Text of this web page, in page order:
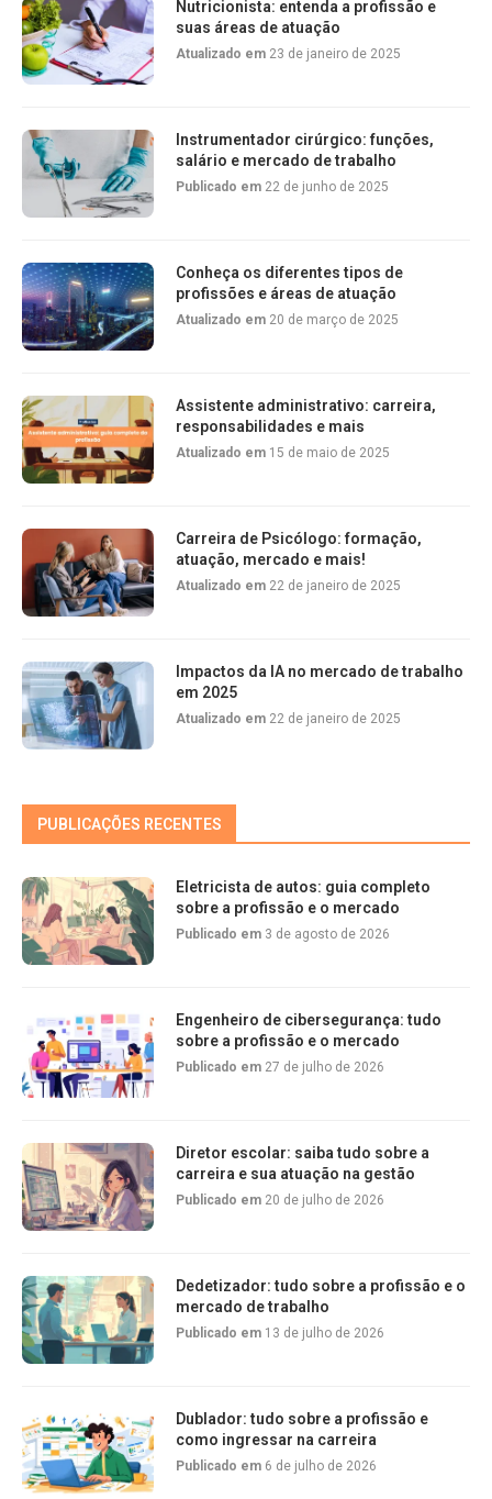
Nutricionista: entenda a profissão e
suas áreas de atuação
Atualizado em 23 de janeiro de 2025
Instrumentador cirúrgico: funções,
salário e mercado de trabalho
Publicado em 22 de junho de 2025
Conheça os diferentes tipos de
profissões e áreas de atuação
Atualizado em 20 de março de 2025
Assistente administrativo: carreira,
responsabilidades e mais
Atualizado em 15 de maio de 2025
Carreira de Psicólogo: formação,
atuação, mercado e mais!
Atualizado em 22 de janeiro de 2025
Impactos da IA no mercado de trabalho
em 2025
Atualizado em 22 de janeiro de 2025
PUBLICAÇÕES RECENTES
Eletricista de autos: guia completo
sobre a profissão e o mercado
Publicado em 3 de agosto de 2026
Engenheiro de cibersegurança: tudo
sobre a profissão e o mercado
Publicado em 27 de julho de 2026
Diretor escolar: saiba tudo sobre a
carreira e sua atuação na gestão
Publicado em 20 de julho de 2026
Dedetizador: tudo sobre a profissão e o
mercado de trabalho
Publicado em 13 de julho de 2026
Dublador: tudo sobre a profissão e
como ingressar na carreira
Publicado em 6 de julho de 2026